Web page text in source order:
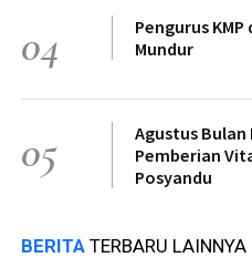
04
Pengurus
Mundur
05
Agustus
Pemberian
Posyandu
BERITA TERBARU LAINNYA